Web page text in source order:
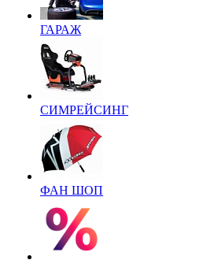
ГАРАЖ
СИМРЕЙСИНГ
ФАН ШОП